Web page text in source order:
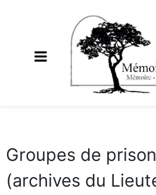
Groupes de
(archives du